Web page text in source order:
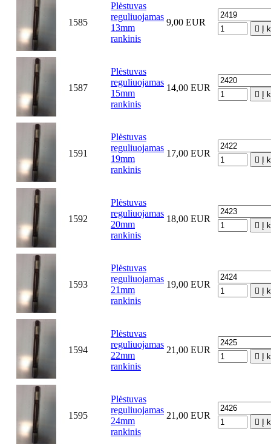
1585
Plėstuvas
reguliuojamas
13mm
rankinis
9,00 EUR
 Į
1587
Plėstuvas
reguliuojamas
15mm
rankinis
14,00 EUR
 Į
1591
Plėstuvas
reguliuojamas
19mm
rankinis
17,00 EUR
 Į
1592
Plėstuvas
reguliuojamas
20mm
rankinis
18,00 EUR
 Į
1593
Plėstuvas
reguliuojamas
21mm
rankinis
19,00 EUR
 Į
1594
Plėstuvas
reguliuojamas
22mm
rankinis
21,00 EUR
 Į
1595
Plėstuvas
reguliuojamas
24mm
rankinis
21,00 EUR
 Į